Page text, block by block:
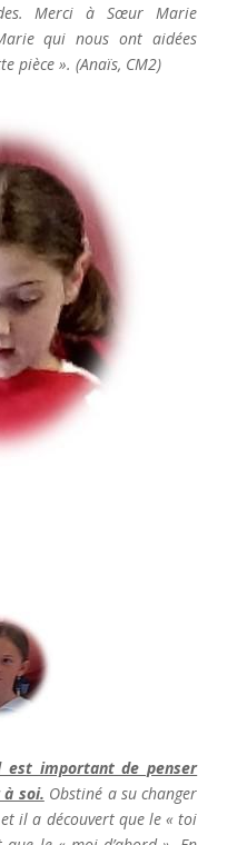
Merci à Sœur Marie
qui nous ont aidées
pièce ». (Anaïs, CM2)
est important de penser
soi. Obstiné a su changer
il a découvert que le « toi